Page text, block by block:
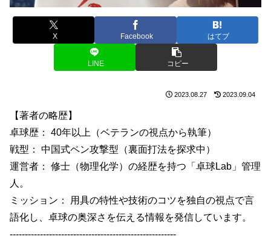
X Facebook はてブ
LINE コピー
2023.08.27 2023.09.04
【著者の略歴】
卓球歴： 40年以上（ベテランの視点から執筆）
戦型： 中国式ペン攻撃型（裏面打法を探求中）
運営者： 修士（物理化学）の経歴を持つ「卓球Lab」管理
人。
ミッション： 用具の特性や技術のコツを独自の視点で言
語化し、卓球の奥深さを伝える情報を発信しています。
-------------------------------------------------------